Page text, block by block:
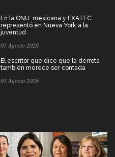
En la ONU: mexicana y EXATEC
representó en Nueva York a la
juventud
05 Agosto 2026
El escritor que dice que la derrota
también merece ser contada
05 Agosto 2026